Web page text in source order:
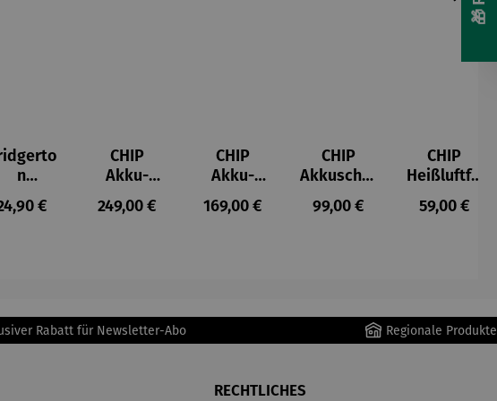
n
aus
Preis:
€
CHIP
Akku-
Staubsau
ger
Regulärer Preis:
249,00 €
CHIP
Akku-
Staubsau
ger DS02
Regulärer Preis:
169,00 €
CHIP
Akkuschra
uber
Regulärer Preis:
99,00 €
CHIP
Heißluftfri
tteuse
Regulärer
59,00 €
Rabatt für Newsletter-Abo Regionale Produkte
RECHTLICHES